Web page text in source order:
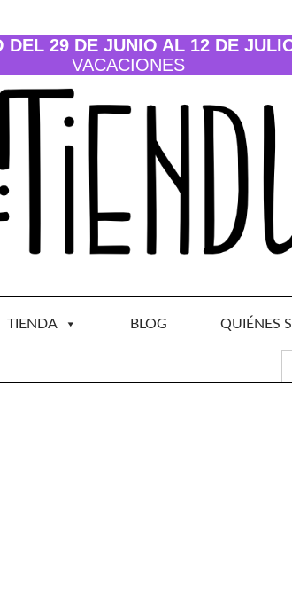
DEL 29 DE JUNIO AL 12 DE
VACACIONES
TIENDA BLOG QUIÉNES